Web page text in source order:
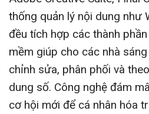
thống quản lý nội dung như
đều tích hợp các thành
mềm giúp cho các nhà
chỉnh sửa, phân phối và
dung số. Công nghệ đám
cơ hội mới để cá nhân hóa